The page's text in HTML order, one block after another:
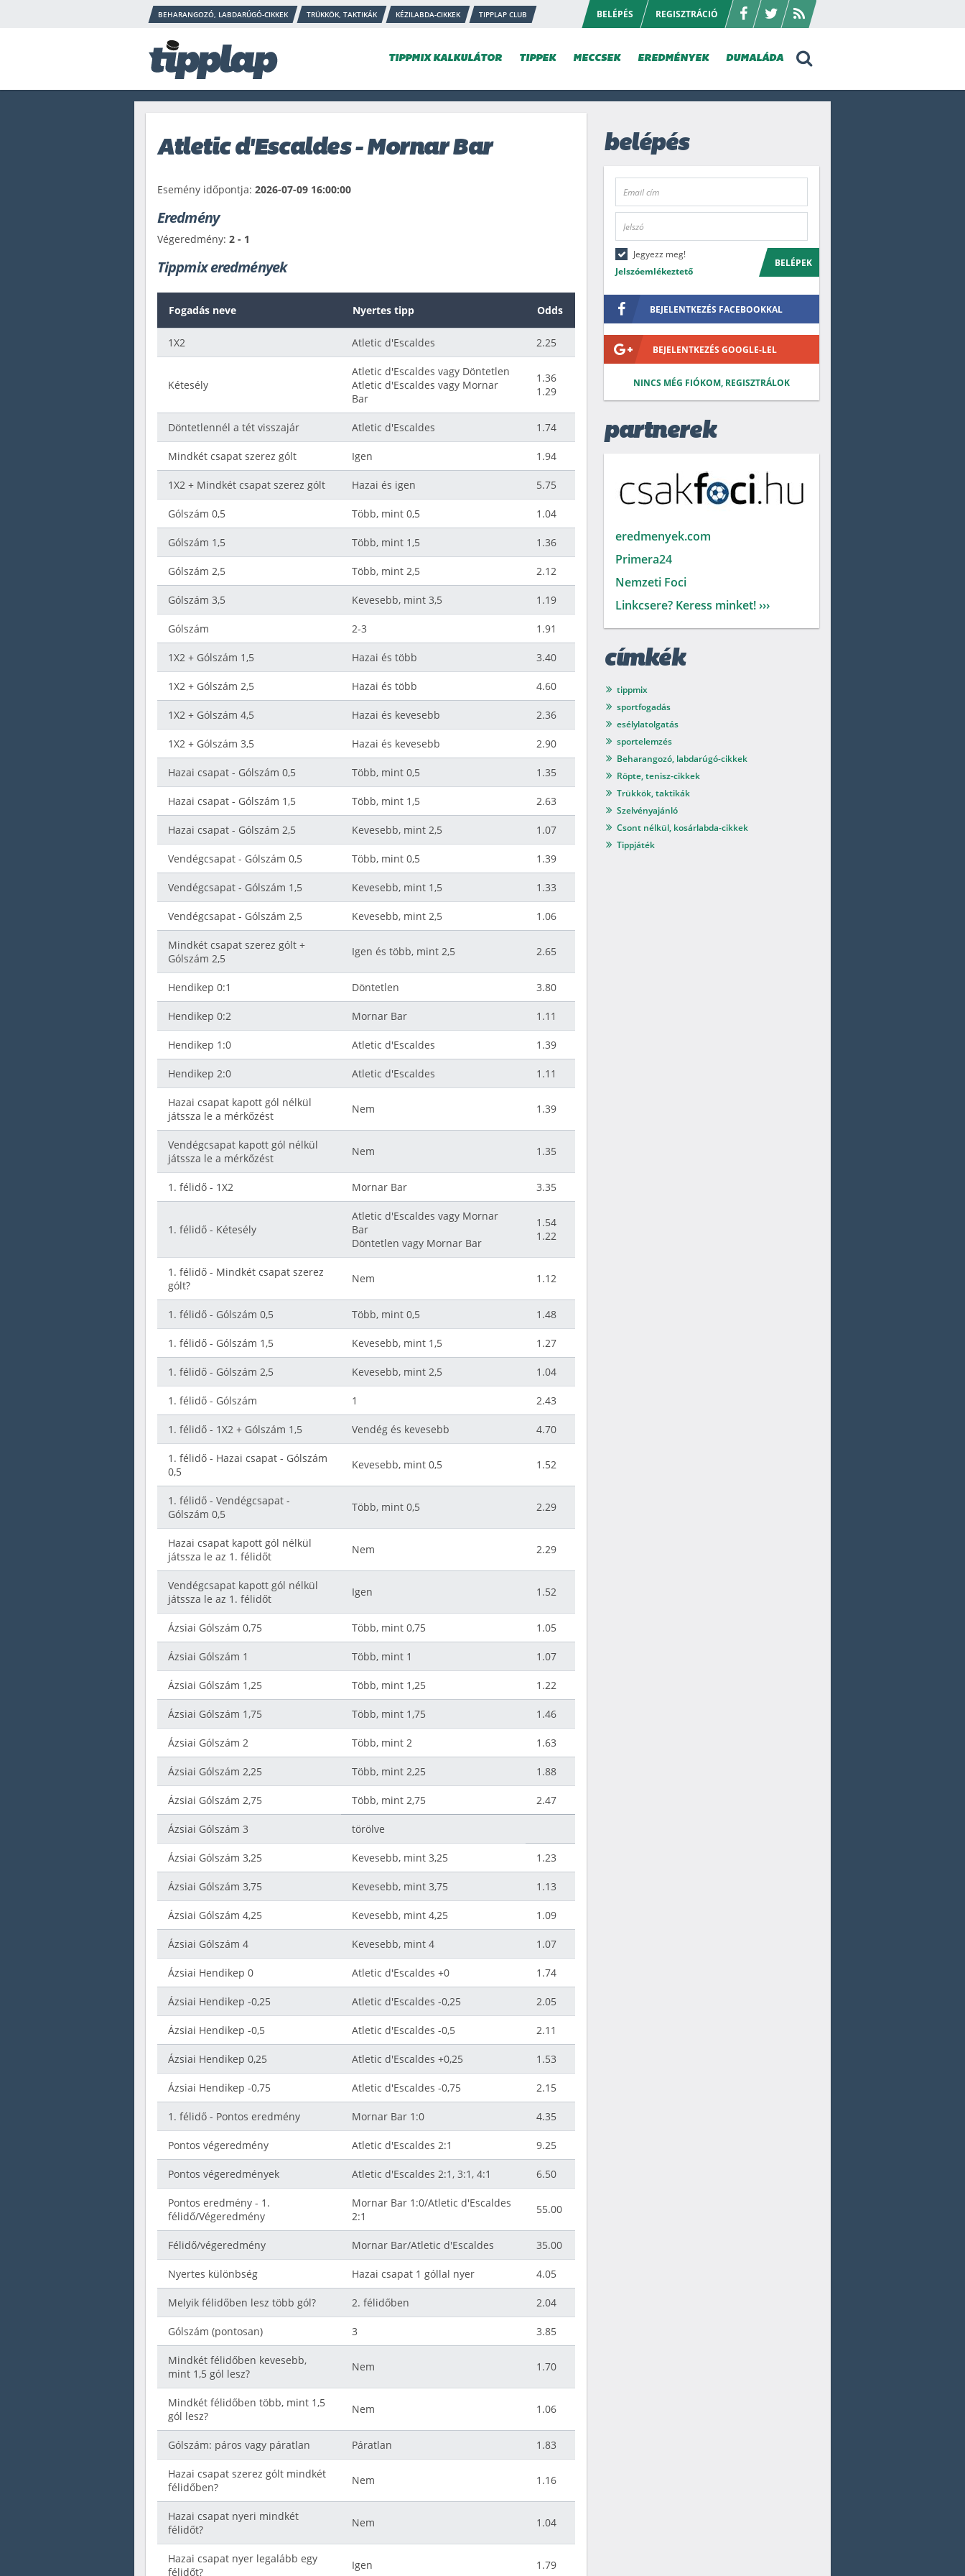
BEHARANGOZÓ, LABDARÚGÓ-CIKKEK TRÜKKÖK, TAKTIKÁK KÉZILABDA-CIKKEK TIPPLAP CLUB BELÉPÉS REGISZTRÁCIÓ
TIPPMIX KALKULÁTOR TIPPEK MECCSEK EREDMÉNYEK DUMALÁDA
Atletic d'Escaldes - Mornar Bar
Esemény időpontja: 2026-07-09 16:00:00
Eredmény
Végeredmény: 2 - 1
Tippmix eredmények
Fogadás neve Nyertes tipp Odds
1X2 Atletic d'Escaldes 2.25
Kétesély
Atletic d'Escaldes vagy Döntetlen
Atletic d'Escaldes vagy Mornar
Bar
1.36
1.29
Döntetlennél a tét visszajár Atletic d'Escaldes 1.74
Mindkét csapat szerez gólt Igen 1.94
1X2 + Mindkét csapat szerez gólt Hazai és igen 5.75
Gólszám 0,5 Több, mint 0,5 1.04
Gólszám 1,5 Több, mint 1,5 1.36
Gólszám 2,5 Több, mint 2,5 2.12
Gólszám 3,5 Kevesebb, mint 3,5 1.19
Gólszám 2-3 1.91
1X2 + Gólszám 1,5 Hazai és több 3.40
1X2 + Gólszám 2,5 Hazai és több 4.60
1X2 + Gólszám 4,5 Hazai és kevesebb 2.36
1X2 + Gólszám 3,5 Hazai és kevesebb 2.90
Hazai csapat - Gólszám 0,5 Több, mint 0,5 1.35
Hazai csapat - Gólszám 1,5 Több, mint 1,5 2.63
Hazai csapat - Gólszám 2,5 Kevesebb, mint 2,5 1.07
Vendégcsapat - Gólszám 0,5 Több, mint 0,5 1.39
Vendégcsapat - Gólszám 1,5 Kevesebb, mint 1,5 1.33
Vendégcsapat - Gólszám 2,5 Kevesebb, mint 2,5 1.06
Mindkét csapat szerez gólt +
Gólszám 2,5
Igen és több, mint 2,5 2.65
Hendikep 0:1 Döntetlen 3.80
Hendikep 0:2 Mornar Bar 1.11
Hendikep 1:0 Atletic d'Escaldes 1.39
Hendikep 2:0 Atletic d'Escaldes 1.11
Hazai csapat kapott gól nélkül
játssza le a mérkőzést
Nem 1.39
Vendégcsapat kapott gól nélkül
játssza le a mérkőzést
Nem 1.35
1. félidő - 1X2 Mornar Bar 3.35
1. félidő - Kétesély
Atletic d'Escaldes vagy Mornar
Bar
Döntetlen vagy Mornar Bar
1.54
1.22
1. félidő - Mindkét csapat szerez
gólt?
Nem 1.12
1. félidő - Gólszám 0,5 Több, mint 0,5 1.48
1. félidő - Gólszám 1,5 Kevesebb, mint 1,5 1.27
1. félidő - Gólszám 2,5 Kevesebb, mint 2,5 1.04
1. félidő - Gólszám 1 2.43
1. félidő - 1X2 + Gólszám 1,5 Vendég és kevesebb 4.70
1. félidő - Hazai csapat - Gólszám
0,5
Kevesebb, mint 0,5 1.52
1. félidő - Vendégcsapat -
Gólszám 0,5
Több, mint 0,5 2.29
Hazai csapat kapott gól nélkül
játssza le az 1. félidőt
Nem 2.29
Vendégcsapat kapott gól nélkül
játssza le az 1. félidőt
Igen 1.52
Ázsiai Gólszám 0,75 Több, mint 0,75 1.05
Ázsiai Gólszám 1 Több, mint 1 1.07
Ázsiai Gólszám 1,25 Több, mint 1,25 1.22
Ázsiai Gólszám 1,75 Több, mint 1,75 1.46
Ázsiai Gólszám 2 Több, mint 2 1.63
Ázsiai Gólszám 2,25 Több, mint 2,25 1.88
Ázsiai Gólszám 2,75 Több, mint 2,75 2.47
Ázsiai Gólszám 3 törölve
Ázsiai Gólszám 3,25 Kevesebb, mint 3,25 1.23
Ázsiai Gólszám 3,75 Kevesebb, mint 3,75 1.13
Ázsiai Gólszám 4,25 Kevesebb, mint 4,25 1.09
Ázsiai Gólszám 4 Kevesebb, mint 4 1.07
Ázsiai Hendikep 0 Atletic d'Escaldes +0 1.74
Ázsiai Hendikep -0,25 Atletic d'Escaldes -0,25 2.05
Ázsiai Hendikep -0,5 Atletic d'Escaldes -0,5 2.11
Ázsiai Hendikep 0,25 Atletic d'Escaldes +0,25 1.53
Ázsiai Hendikep -0,75 Atletic d'Escaldes -0,75 2.15
1. félidő - Pontos eredmény Mornar Bar 1:0 4.35
Pontos végeredmény Atletic d'Escaldes 2:1 9.25
Pontos végeredmények Atletic d'Escaldes 2:1, 3:1, 4:1 6.50
Pontos eredmény - 1.
félidő/Végeredmény
Mornar Bar 1:0/Atletic d'Escaldes
2:1
55.00
Félidő/végeredmény Mornar Bar/Atletic d'Escaldes 35.00
Nyertes különbség Hazai csapat 1 góllal nyer 4.05
Melyik félidőben lesz több gól? 2. félidőben 2.04
Gólszám (pontosan) 3 3.85
Mindkét félidőben kevesebb,
mint 1,5 gól lesz?
Nem 1.70
Mindkét félidőben több, mint 1,5
gól lesz?
Nem 1.06
Gólszám: páros vagy páratlan Páratlan 1.83
Hazai csapat szerez gólt mindkét
félidőben?
Nem 1.16
Hazai csapat nyeri mindkét
félidőt?
Nem 1.04
Hazai csapat nyer legalább egy
félidőt?
Igen 1.79
belépés
Jegyezz meg!
Jelszóemlékeztető
BELÉPEK
BEJELENTKEZÉS FACEBOOKKAL
BEJELENTKEZÉS GOOGLE-LEL
NINCS MÉG FIÓKOM, REGISZTRÁLOK
partnerek
eredmenyek.com
Primera24
Nemzeti Foci
Linkcsere? Keress minket! ›››
címkék
tippmix
sportfogadás
esélylatolgatás
sportelemzés
Beharangozó, labdarúgó-cikkek
Röpte, tenisz-cikkek
Trükkök, taktikák
Szelvényajánló
Csont nélkül, kosárlabda-cikkek
Tippjáték